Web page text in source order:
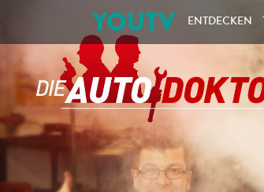
YOUTV ENTDECKEN